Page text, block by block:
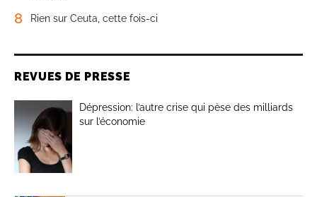
8 Rien sur Ceuta, cette fois-ci
REVUES DE PRESSE
Dépression: l’autre crise qui pèse des milliards
sur l’économie